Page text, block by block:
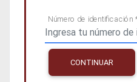
Número de identificación
CONTINUAR